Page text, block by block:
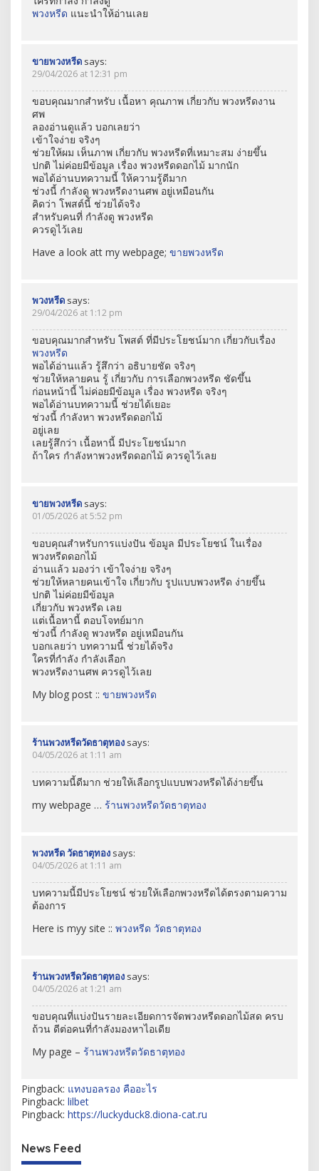
พวงหรีด แนะนำให้อ่านเลย
ขายพวงหรีด says:
29/04/2026 at 12:31 pm
ขอบคุณมากสำหรับ เนื้อหา คุณภาพ เกี่ยวกับ พวงหรีดงาน
ศพ
ลองอ่านดูแล้ว บอกเลยว่า
เข้าใจง่าย จริงๆ
ช่วยให้ผม เห็นภาพ เกี่ยวกับ พวงหรีดที่เหมาะสม ง่ายขึ้น
ปกติ ไม่ค่อยมีข้อมูล เรื่อง พวงหรีดดอกไม้ มากนัก
พอได้อ่านบทความนี้ ให้ความรู้ดีมาก
ช่วงนี้ กำลังดู พวงหรีดงานศพ อยู่เหมือนกัน
คิดว่า โพสต์นี้ ช่วยได้จริง
สำหรับคนที่ กำลังดู พวงหรีด
ควรดูไว้เลย
Have a look att my webpage; ขายพวงหรีด
พวงหรีด says:
29/04/2026 at 1:12 pm
ขอบคุณมากสำหรับ โพสต์ ที่มีประโยชน์มาก เกี่ยวกับเรื่อง
พวงหรีด
พอได้อ่านแล้ว รู้สึกว่า อธิบายชัด จริงๆ
ช่วยให้หลายคน รู้ เกี่ยวกับ การเลือกพวงหรีด ชัดขึ้น
ก่อนหน้านี้ ไม่ค่อยมีข้อมูล เรื่อง พวงหรีด จริงๆ
พอได้อ่านบทความนี้ ช่วยได้เยอะ
ช่วงนี้ กำลังหา พวงหรีดดอกไม้
อยู่เลย
เลยรู้สึกว่า เนื้อหานี้ มีประโยชน์มาก
ถ้าใคร กำลังหาพวงหรีดดอกไม้ ควรดูไว้เลย
ขายพวงหรีด says:
01/05/2026 at 5:52 pm
ขอบคุณสำหรับการแบ่งปัน ข้อมูล มีประโยชน์ ในเรื่อง
พวงหรีดดอกไม้
อ่านแล้ว มองว่า เข้าใจง่าย จริงๆ
ช่วยให้หลายคนเข้าใจ เกี่ยวกับ รูปแบบพวงหรีด ง่ายขึ้น
ปกติ ไม่ค่อยมีข้อมูล
เกี่ยวกับ พวงหรีด เลย
แต่เนื้อหานี้ ตอบโจทย์มาก
ช่วงนี้ กำลังดู พวงหรีด อยู่เหมือนกัน
บอกเลยว่า บทความนี้ ช่วยได้จริง
ใครที่กำลัง กำลังเลือก
พวงหรีดงานศพ ควรดูไว้เลย
My blog post :: ขายพวงหรีด
ร้านพวงหรีดวัดธาตุทอง says:
04/05/2026 at 1:11 am
บทความนี้ดีมาก ช่วยให้เลือกรูปแบบพวงหรีดได้ง่ายขึ้น
my webpage … ร้านพวงหรีดวัดธาตุทอง
พวงหรีด วัดธาตุทอง says:
04/05/2026 at 1:11 am
บทความนี้มีประโยชน์ ช่วยให้เลือกพวงหรีดได้ตรงตามความ
ต้องการ
Here is myy site :: พวงหรีด วัดธาตุทอง
ร้านพวงหรีดวัดธาตุทอง says:
04/05/2026 at 1:21 am
ขอบคุณที่แบ่งปันรายละเอียดการจัดพวงหรีดดอกไม้สด ครบ
ถ้วน ดีต่อคนที่กำลังมองหาไอเดีย
My page – ร้านพวงหรีดวัดธาตุทอง
Pingback: แทงบอลรอง คืออะไร
Pingback: lilbet
Pingback: https://luckyduck8.diona-cat.ru
News Feed